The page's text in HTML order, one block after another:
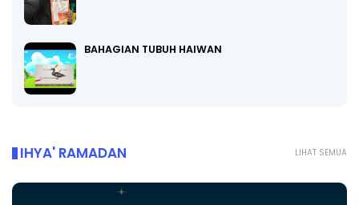
BAHAGIAN TUBUH HAIWAN
LIHAT SEMUA
IHYA' RAMADAN